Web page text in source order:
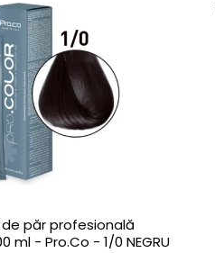
păr profesională
ml - Pro.Co - 1/0 NEGRU